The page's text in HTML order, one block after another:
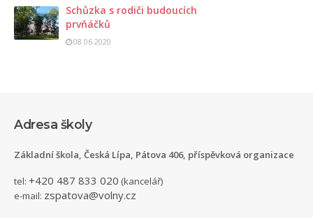
Schůzka s rodiči budoucích
prvňáčků
08.06.2020
Adresa školy
Základní škola, Česká Lípa, Pátova 406, příspěvková organizace
tel: +420 487 833 020 (kancelář)
e-mail: zspatova@volny.cz